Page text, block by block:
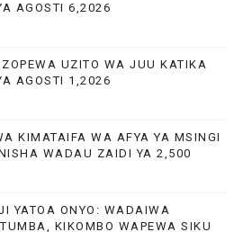
AGOSTI 6,2026
UZITO WA JUU KATIKA
AGOSTI 1,2026
KIMATAIFA WA AFYA YA MSINGI
WADAU ZAIDI YA 2,500
YATOA ONYO: WADAIWA
KIKOMBO WAPEWA SIKU